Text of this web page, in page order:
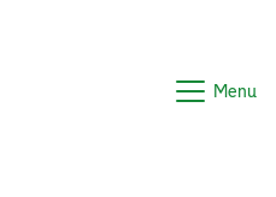
Menu